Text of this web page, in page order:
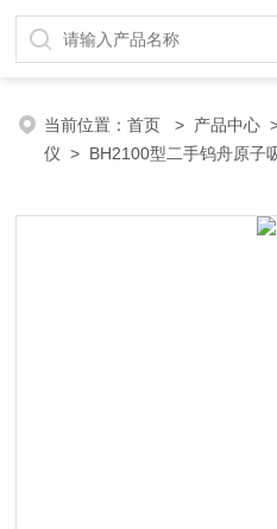
阀件、进样器、色谱担体），顶空
计，原子吸收分光光度计，傅立叶
当前位置：首页 > 产品中心
仪 > BH2100型二手钨舟原子